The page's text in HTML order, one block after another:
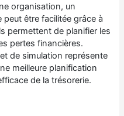
organisation, un
être facilitée grâce à
permettent de planifier les
pertes financières.
de simulation représente
meilleure planification
de la trésorerie.